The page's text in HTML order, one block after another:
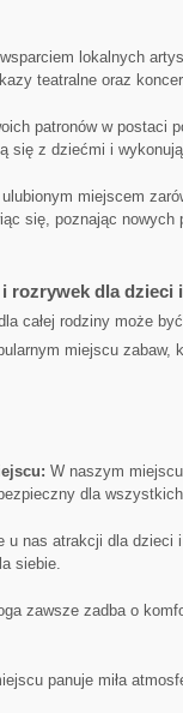
lokalnych
teatralne oraz
patronów w postaci
się z dziećmi​ i
miejscem
się, poznając nowych‍
rozrywek dla​ dzieci
całej rodziny może
miejscu‍ zabaw,​
W naszym
dla
u nas atrakcji dla dzieci
siebie.
zawsze zadba o
panuje miła